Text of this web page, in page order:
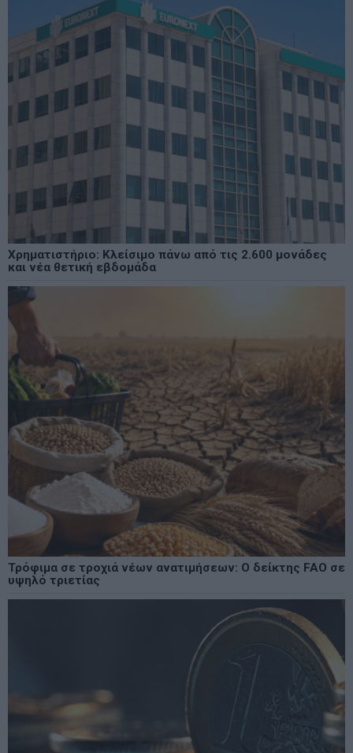
Χρηματιστήριο: Κλείσιμο πάνω από τις 2.600 μονάδες
και νέα θετική εβδομάδα
Τρόφιμα σε τροχιά νέων ανατιμήσεων: Ο δείκτης FAO σε
υψηλό τριετίας